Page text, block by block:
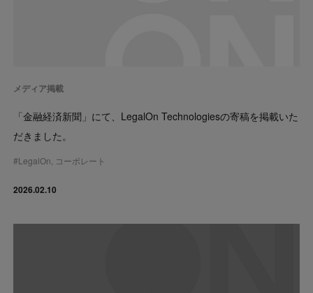
メディア掲載
「金融経済新聞」にて、LegalOn Technologiesの寄稿を掲載いた
だきました。
#LegalOn コーポレート
2026.02.10